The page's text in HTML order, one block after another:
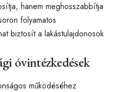
hanem meghosszabbítja
folyamatos
biztosít a lakástulajdonosok
óvintézkedések
működéséhez